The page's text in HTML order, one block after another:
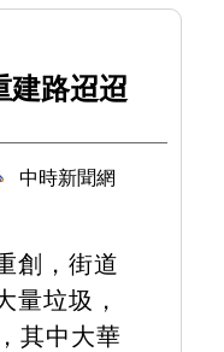
建路迢迢
中時新聞網
創，街道
量垃圾，
其中大華